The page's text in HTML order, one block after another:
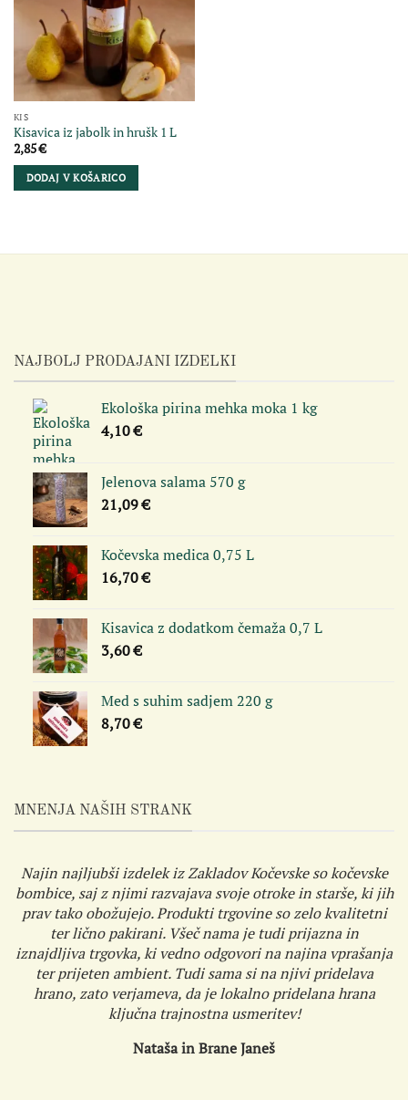
KIS
Kisavica iz jabolk in hrušk 1 L
2,85€
DODAJ V KOŠARICO
MNENJA NAŠIH STRANK
Najin najljubši izdelek iz Zakladov Kočevske so kočevske
bombice, saj z njimi razvajava svoje otroke in starše, ki jih
prav tako obožujejo. Produkti trgovine so zelo kvalitetni
ter lično pakirani. Všeč nama je tudi prijazna in
iznajdljiva trgovka, ki vedno odgovori na najina vprašanja
ter prijeten ambient. Tudi sama si na njivi pridelava
hrano, zato verjameva, da je lokalno pridelana hrana
ključna trajnostna usmeritev!
Nataša in Brane Janeš
NAJBOLJ PRODAJANI IZDELKI
Ekološka pirina mehka moka 1 kg
4,10€
Jelenova salama 570 g
21,09€
Kočevska medica 0,75 L
16,70€
Kisavica z dodatkom čemaža 0,7 L
3,60€
Med s suhim sadjem 220 g
8,70€